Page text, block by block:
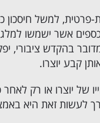
למשל חיסכון
אשר ישמשו
בהקדש
קבע יוצרו.
של יוצרו או רק
לעשות זאת היא